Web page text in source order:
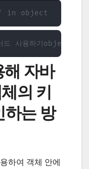
in object
사용하기
자바
의 키
하는 방
하여 객체 안에